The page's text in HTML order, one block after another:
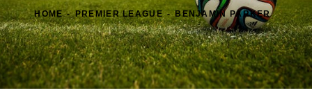
HOME PREMIER LEAGUE BENJAMIN PARKER